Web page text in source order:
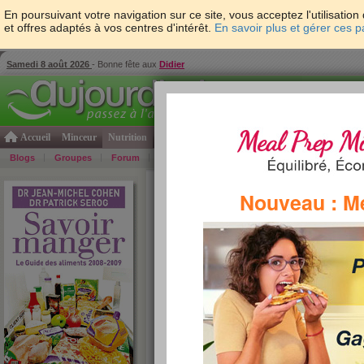
En poursuivant votre navigation sur ce site, vous acceptez
et offres adaptés à vos centres d'intérêt. En savoir plus et gérer ces
Samedi 8 août 2026 - Bonne fête aux Didier
Accueil Minceur Nutrition Psycho & tests Forme & santé
Blogs Groupes Forum Bons Plans
Nouveau :